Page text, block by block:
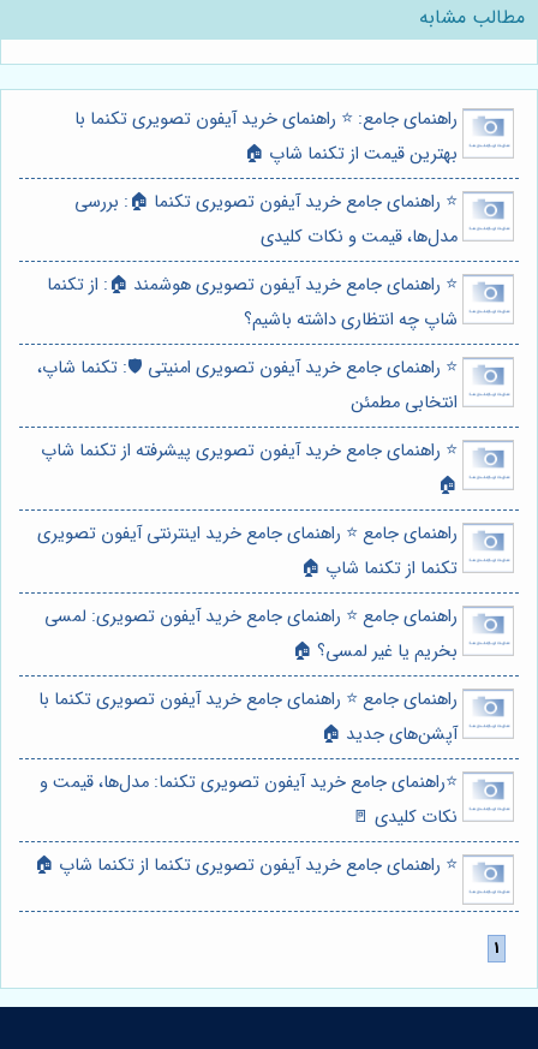
مطالب مشابه
راهنمای جامع: ⭐️ راهنمای خرید آیفون تصویری تکنما با
بهترین قیمت از تکنما شاپ 🏠
⭐️ راهنمای جامع خرید آیفون تصویری تکنما 🏠: بررسی
مدل‌ها، قیمت و نکات کلیدی
⭐️ راهنمای جامع خرید آیفون تصویری هوشمند 🏠: از تکنما
شاپ چه انتظاری داشته باشیم؟
⭐️ راهنمای جامع خرید آیفون تصویری امنیتی 🛡️: تکنما شاپ،
انتخابی مطمئن
⭐️ راهنمای جامع خرید آیفون تصویری پیشرفته از تکنما شاپ
🏠
راهنمای جامع ⭐️ راهنمای جامع خرید اینترنتی آیفون تصویری
تکنما از تکنما شاپ 🏠
راهنمای جامع ⭐️ راهنمای جامع خرید آیفون تصویری: لمسی
بخریم یا غیر لمسی؟ 🏠
راهنمای جامع ⭐️ راهنمای جامع خرید آیفون تصویری تکنما با
آپشن‌های جدید 🏠
⭐️راهنمای جامع خرید آیفون تصویری تکنما: مدل‌ها، قیمت و
نکات کلیدی 🚪
⭐️ راهنمای جامع خرید آیفون تصویری تکنما از تکنما شاپ 🏠